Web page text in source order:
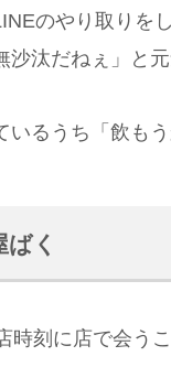
のやり取りを
汰だねぇ」と元
いるうち「飲も
ばく
時刻に店で会う